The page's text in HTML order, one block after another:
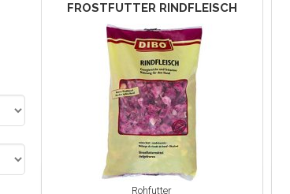
FROSTFUTTER RINDFLEISCH
Rohfutter